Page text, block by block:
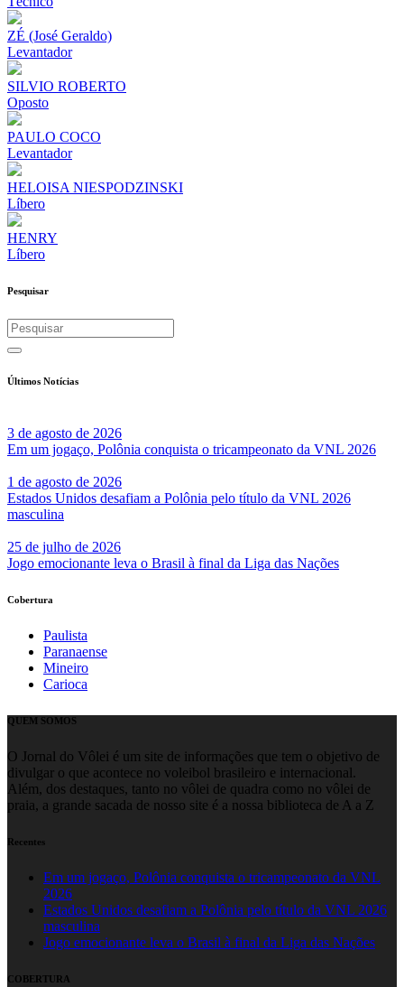
ZÉ (José Geraldo)
Levantador
SILVIO ROBERTO
Oposto
PAULO COCO
Levantador
HELOISA NIESPODZINSKI
Líbero
HENRY
Líbero
Pesquisar
Últimos Notícias
3 de agosto de 2026
Em um jogaço, Polônia conquista o tricampeonato da VNL 2026
1 de agosto de 2026
Estados Unidos desafiam a Polônia pelo título da VNL 2026
masculina
25 de julho de 2026
Jogo emocionante leva o Brasil à final da Liga das Nações
Cobertura
Paulista
Paranaense
Mineiro
Carioca
QUEM SOMOS
O Jornal do Vôlei é um site de informações que tem o objetivo de
divulgar o que acontece no voleibol brasileiro e internacional.
Além, dos destaques, tanto no vôlei de quadra como no vôlei de
praia, a grande sacada de nosso site é a nossa biblioteca de A a Z
Recentes
Em um jogaço, Polônia conquista o tricampeonato da VNL
2026
Estados Unidos desafiam a Polônia pelo título da VNL 2026
masculina
Jogo emocionante leva o Brasil à final da Liga das Nações
COBERTURA